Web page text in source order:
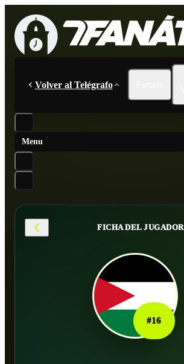
Volver al Telégrafo
Menu
FICHA DEL JUGADOR
#16